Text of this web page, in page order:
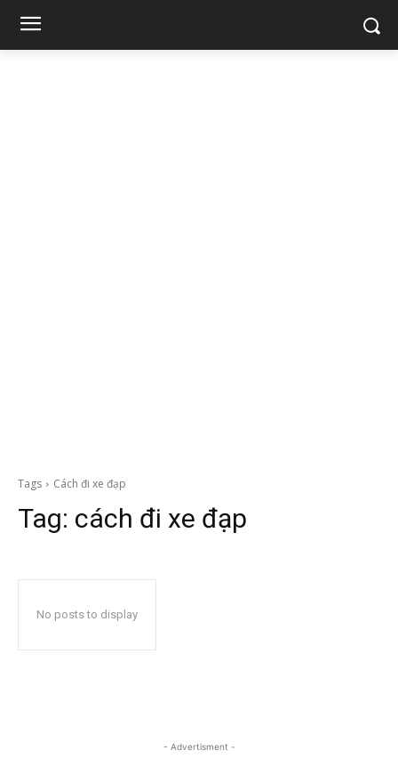
Tags Cách đi xe đạp
Tag: cách đi xe đạp
No posts to display
- Advertisment -